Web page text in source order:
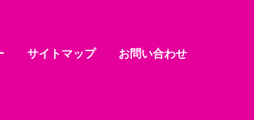
サイトマップ お問い合わせ